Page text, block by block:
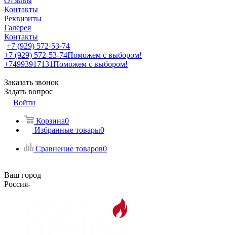
Контакты
Реквизиты
Галерея
Контакты
+7 (929) 572-53-74
+7 (929) 572-53-74Поможем с выбором!
+74993917131Поможем с выбором!
Заказать звонок
Задать вопрос
Войти
Корзина0
Избранные товары0
Сравнение товаров0
Ваш город
Россия